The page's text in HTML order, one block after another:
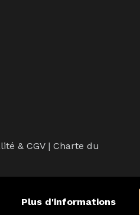
Plus d'informations
& CGV| Charte du